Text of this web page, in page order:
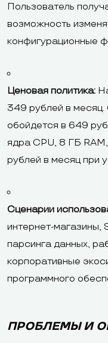
Пользователь
возможность
конфигурационные
Ценовая политика:
349 рублей в месяц.
обойдется в 649
ядра CPU, 8 ГБ
рублей в месяц при
Сценарии
интернет-магазины,
парсинга данных,
корпоративные
программного
ПРОБЛЕМЫ И